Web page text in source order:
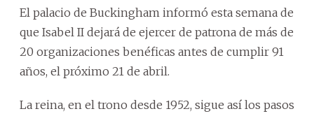
El palacio de Buckingham informó esta semana de
que Isabel II dejará de ejercer de patrona de más de
20 organizaciones benéficas antes de cumplir 91
años, el próximo 21 de abril.
La reina, en el trono desde 1952, sigue así los pasos